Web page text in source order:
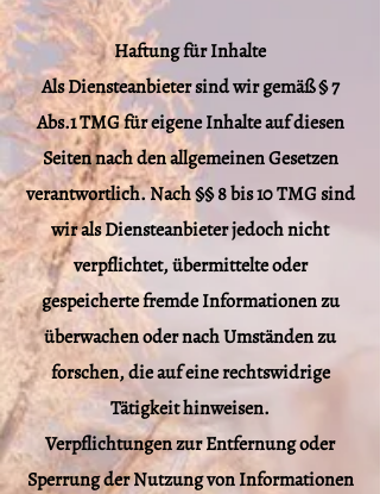
Haftung für Inhalte
Als Diensteanbieter sind wir gemäß § 7
Abs.1 TMG für eigene Inhalte auf diesen
Seiten nach den allgemeinen Gesetzen
verantwortlich. Nach §§ 8 bis 10 TMG sind
wir als Diensteanbieter jedoch nicht
verpflichtet, übermittelte oder
gespeicherte fremde Informationen zu
überwachen oder nach Umständen zu
forschen, die auf eine rechtswidrige
Tätigkeit hinweisen.
Verpflichtungen zur Entfernung oder
Sperrung der Nutzung von Informationen